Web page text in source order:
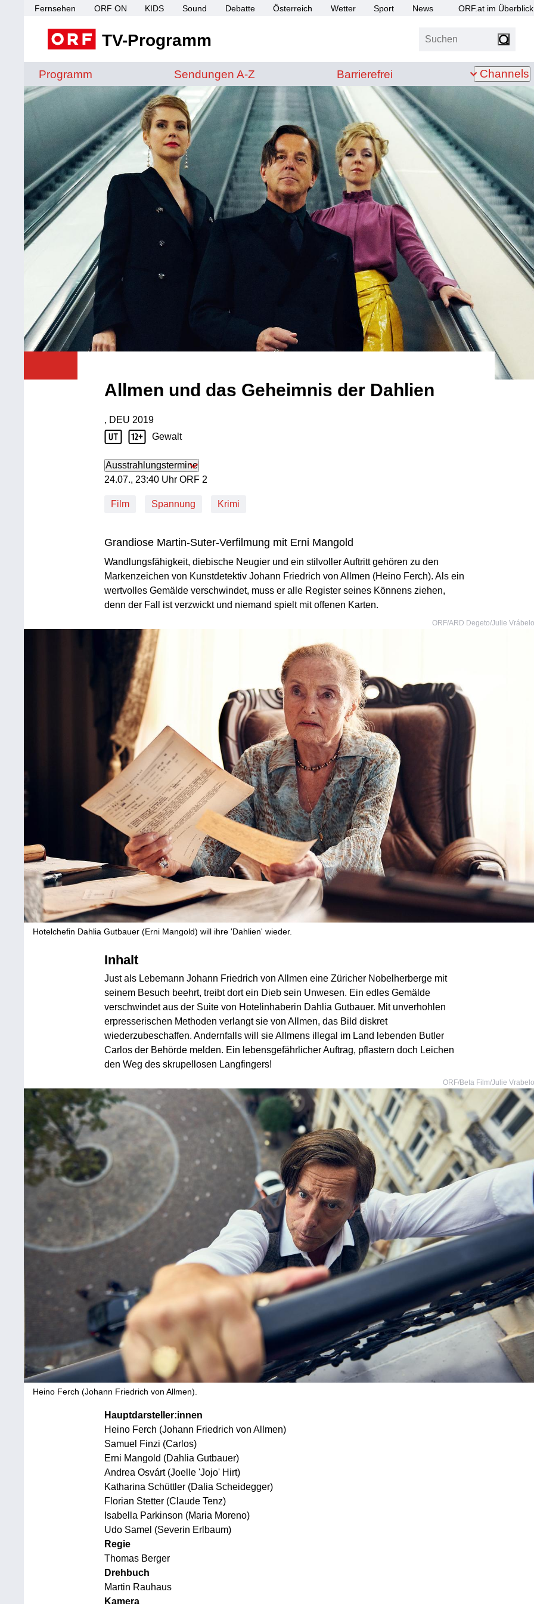
Fernsehen ORF ON KIDS Sound Debatte Österreich Wetter Sport News ORF.at im Überblick
TV-Programm Suchen
Programm Sendungen von A bis Z
Sendungen A-Z Barrierefrei
Barrierefrei Channels
Allmen und das Geheimnis der Dahlien
Produktionsland: DEU
, DEU
Produktionsjahr: 2019
2019
Jugendschutz Beschreibung: Gewalt
Gewalt
Ausstrahlungstermine
24. Juli, 23:40 Uhr in ORF 2
24.07., 23:40 Uhr ORF 2
Film Spannung Krimi
Grandiose Martin-Suter-Verfilmung mit Erni Mangold
Wandlungsfähigkeit, diebische Neugier und ein stilvoller Auftritt gehören zu den
Markenzeichen von Kunstdetektiv Johann Friedrich von Allmen (Heino Ferch). Als ein
wertvolles Gemälde verschwindet, muss er alle Register seines Könnens ziehen,
denn der Fall ist verzwickt und niemand spielt mit offenen Karten.
ORF/ARD Degeto/Julie
Hotelchefin Dahlia Gutbauer (Erni Mangold) will ihre 'Dahlien' wieder.
Inhalt
Just als Lebemann Johann Friedrich von Allmen eine Züricher Nobelherberge mit
seinem Besuch beehrt, treibt dort ein Dieb sein Unwesen. Ein edles Gemälde
verschwindet aus der Suite von Hotelinhaberin Dahlia Gutbauer. Mit unverhohlen
erpresserischen Methoden verlangt sie von Allmen, das Bild diskret
wiederzubeschaffen. Andernfalls will sie Allmens illegal im Land lebenden Butler
Carlos der Behörde melden. Ein lebensgefährlicher Auftrag, pflastern doch Leichen
den Weg des skrupellosen Langfingers!
ORF/Beta Film/Julie
Heino Ferch (Johann Friedrich von Allmen).
Hauptdarsteller:innen
Heino Ferch (Johann Friedrich von Allmen)
Samuel Finzi (Carlos)
Erni Mangold (Dahlia Gutbauer)
Andrea Osvárt (Joelle 'Jojo' Hirt)
Katharina Schüttler (Dalia Scheidegger)
Florian Stetter (Claude Tenz)
Isabella Parkinson (Maria Moreno)
Udo Samel (Severin Erlbaum)
Regie
Thomas Berger
Drehbuch
Martin Rauhaus
Kamera